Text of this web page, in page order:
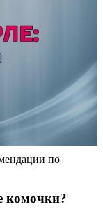
по
комочки?